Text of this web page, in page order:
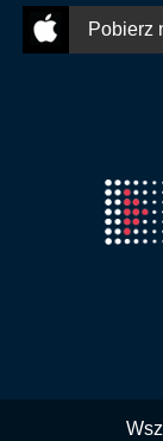
Pobierz